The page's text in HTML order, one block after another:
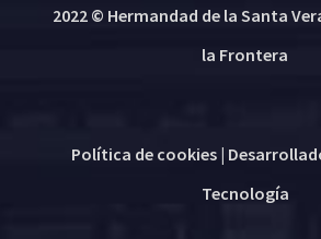
2022 © Hermandad de la Santa
la Frontera
Política de cookies|
Tecnología